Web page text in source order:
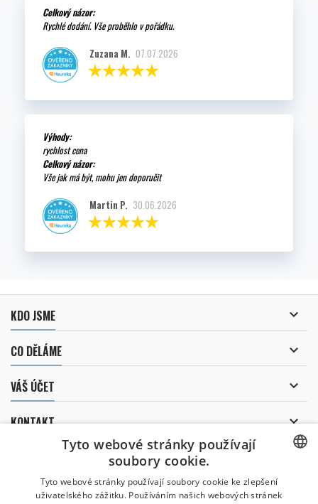
Celkový názor:
Rychlé dodání. Vše proběhlo v pořádku.
Zuzana M. 07.07.2026
Výhody:
rychlost cena
Celkový názor:
Vše jak má být, mohu jen doporučit
Martin P. 30.06.2026
KDO JSME 
CO DĚLÁME 
VÁŠ ÚČET 
KONTAKT 
ODBĚR NOVINEK
CZECH
Tyto webové stránky používají
soubory cookie.
Tyto webové stránky používají soubory cookie ke zlepšení
uživatelského zážitku. Používáním našich webových stránek